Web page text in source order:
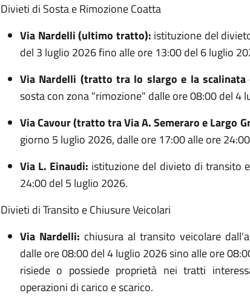
Divieti di Sosta e Rimozione Coatta
Via Nardelli (ultimo tratto): istituzione del
del 3 luglio 2026 fino alle ore 13:00 del 6 luglio
Via Nardelli (tratto tra lo slargo e la scalinata
sosta con zona "rimozione" dalle ore 08:00 del 4
Via Cavour (tratto tra Via A. Semeraro e Largo
giorno 5 luglio 2026, dalle ore 17:00 alle ore 24:00
Via L. Einaudi: istituzione del divieto di transito
24:00 del 5 luglio 2026.
Divieti di Transito e Chiusure Veicolari
Via Nardelli: chiusura al transito veicolare
dalle ore 08:00 del 4 luglio 2026 sino alle ore
risiede o possiede proprietà nei tratti
operazioni di carico e scarico.